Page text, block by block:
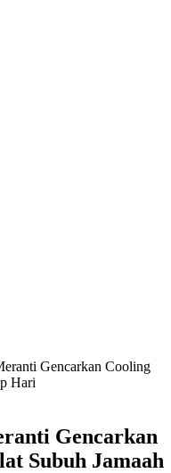
Gencarkan Cooling
Hari
Gencarkan
Subuh Jamaah